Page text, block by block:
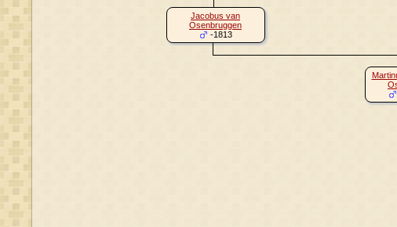
Jacobus van
Osenbruggen
-1813